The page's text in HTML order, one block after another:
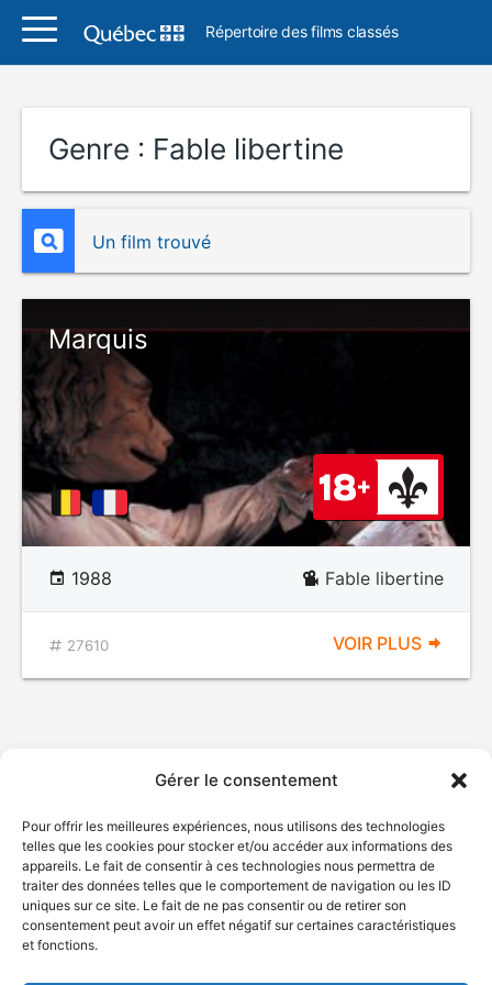
Gérer le consentement
Pour offrir les meilleures expériences, nous utilisons des technologies
telles que les cookies pour stocker et/ou accéder aux informations des
appareils. Le fait de consentir à ces technologies nous permettra de
traiter des données telles que le comportement de navigation ou les ID
uniques sur ce site. Le fait de ne pas consentir ou de retirer son
consentement peut avoir un effet négatif sur certaines caractéristiques
et fonctions.
Répertoire des films classés
Genre : Fable libertine
Un film trouvé
Marquis
1988 Fable libertine
27610 VOIR PLUS